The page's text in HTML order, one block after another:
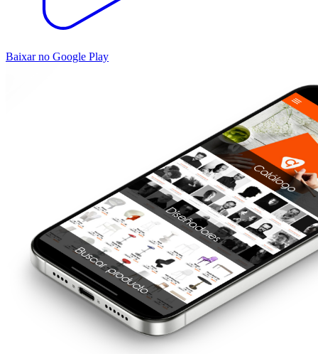
Baixar no Google Play